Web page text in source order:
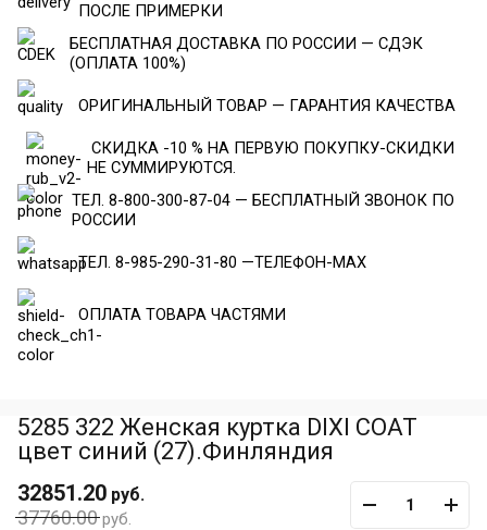
ПОСЛЕ ПРИМЕРКИ
БЕСПЛАТНАЯ ДОСТАВКА ПО РОССИИ — СДЭК
(ОПЛАТА 100%)
ОРИГИНАЛЬНЫЙ ТОВАР — ГАРАНТИЯ КАЧЕСТВА
СКИДКА -10 % НА ПЕРВУЮ ПОКУПКУ-СКИДКИ
НЕ СУММИРУЮТСЯ.
ТЕЛ. 8-800-300-87-04 — БЕСПЛАТНЫЙ ЗВОНОК ПО
РОССИИ
ТЕЛ. 8-985-290-31-80 —ТЕЛЕФОН-МАХ
ОПЛАТА ТОВАРА ЧАСТЯМИ
5285 322 Женская куртка DIXI COAT
цвет синий (27).Финляндия
37760.00руб.
32851.20 руб.